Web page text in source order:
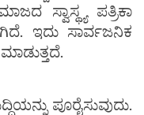
ಸ್ವಾಸ್ಥ್ಯ ಪತ್ರಿಕಾ
ಇದು ಸಾರ್ವಜನಿಕ
ಪೂರೈಸುವುದು.